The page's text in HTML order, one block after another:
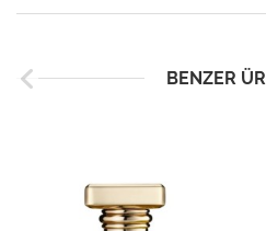
BENZER